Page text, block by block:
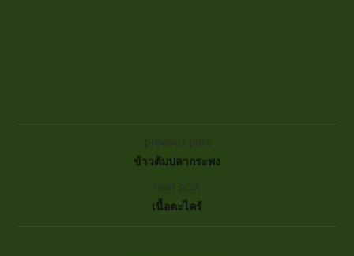
previous post
ข้าวต้มปลากระพง
next post
เนื้อตะไคร้